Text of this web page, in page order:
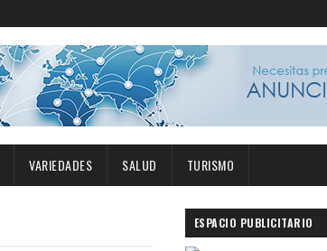
VARIEDADES SALUD TURISMO
ESPACIO PUBLICITARIO